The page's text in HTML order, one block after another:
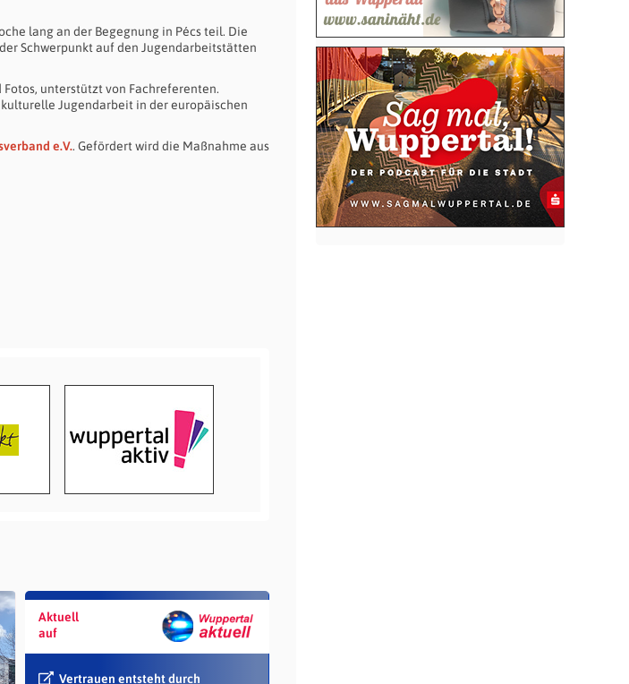
lang an der Begegnung in Pécs teil. Die
Schwerpunkt auf den Jugendarbeitstätten
unterstützt von Fachreferenten.
Jugendarbeit in der europäischen
e.V.. Gefördert wird die Maßnahme aus
Aktuell
auf
Vertrauen entsteht durch